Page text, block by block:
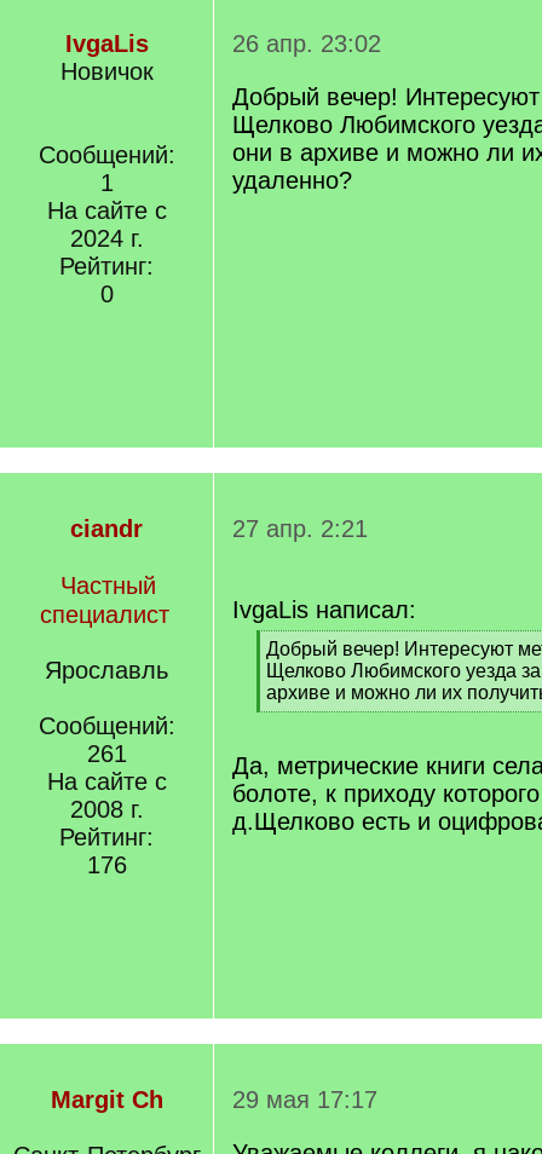
IvgaLis
Новичок
Сообщений:
1
На сайте с
2024 г.
Рейтинг:
0
26 апр. 23:02
Добрый вечер! Интересуют
Щелково Любимского
они в архиве и можно ли
удаленно?
ciandr
Частный
специалист
Ярославль
Сообщений:
261
На сайте с
2008 г.
Рейтинг:
176
27 апр. 2:21
IvgaLis написал:
[
q
]
Добрый вечер! Интересуют
Щелково Любимского уезда
архиве и можно ли их
[
]
Да, метрические книги
болоте, к приходу
д.Щелково есть и
Margit Ch
29 мая 17:17